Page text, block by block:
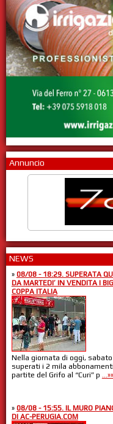
Annuncio
NEWS
» 08/08 - 18:29. SUPERATA
DA MARTEDI’ IN VENDITA I
COPPA ITALIA
Nella giornata di oggi,
superati i 2 mila
partite del Grifo al “Curi” p ...»»
» 08/08 - 15:55. IL MURO
DI AC-PERUGIA.COM